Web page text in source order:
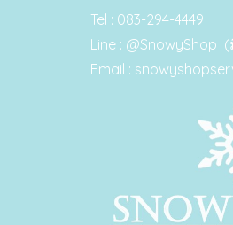
Tel : 083-294-4449
Line : @SnowyShop
Email :